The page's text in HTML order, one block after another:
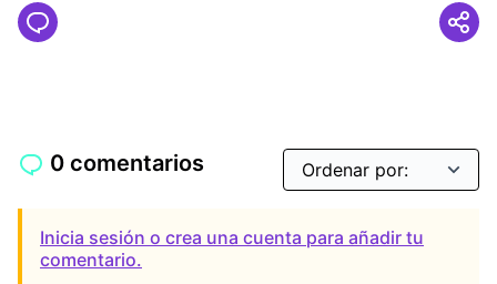
0 comentarios
Inicia sesión o crea una cuenta para añadir tu
comentario.